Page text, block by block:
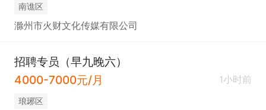
南谯区
滁州市火财文化传媒有限公司
招聘专员（早九晚六）
4000-7000元/月
1小时前
琅琊区